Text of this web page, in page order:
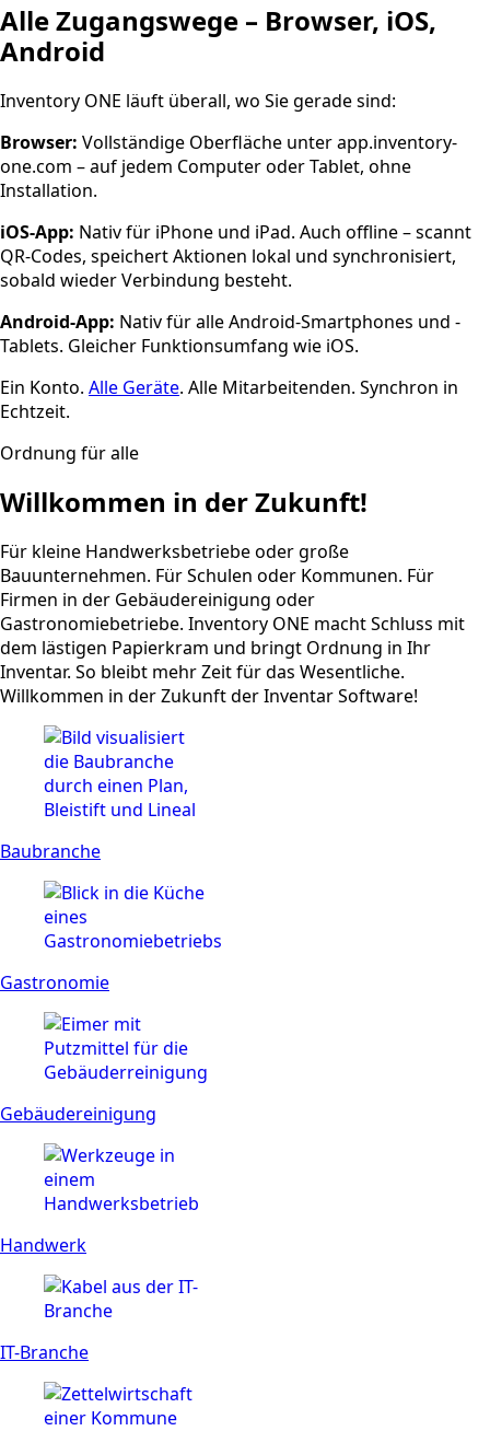
Alle Zugangswege – Browser, iOS,
Android
Inventory ONE läuft überall, wo Sie gerade sind:
Browser: Vollständige Oberfläche unter app.inventory-
one.com – auf jedem Computer oder Tablet, ohne
Installation.
iOS-App: Nativ für iPhone und iPad. Auch offline – scannt
QR-Codes, speichert Aktionen lokal und synchronisiert,
sobald wieder Verbindung besteht.
Android-App: Nativ für alle Android-Smartphones und -
Tablets. Gleicher Funktionsumfang wie iOS.
Ein Konto. Alle Geräte. Alle Mitarbeitenden. Synchron in
Echtzeit.
Ordnung für alle
Willkommen in der Zukunft!
Für kleine Handwerksbetriebe oder große
Bauunternehmen. Für Schulen oder Kommunen. Für
Firmen in der Gebäude­reinigung oder
Gastronomiebetriebe. Inventory ONE macht Schluss mit
dem lästigen Papierkram und bringt Ordnung in Ihr
Inventar. So bleibt mehr Zeit für das Wesentliche.
Willkommen in der Zukunft der Inventar Software!
Baubranche
Gastronomie
Ge­bäude­reinigung
Handwerk
IT-Branche